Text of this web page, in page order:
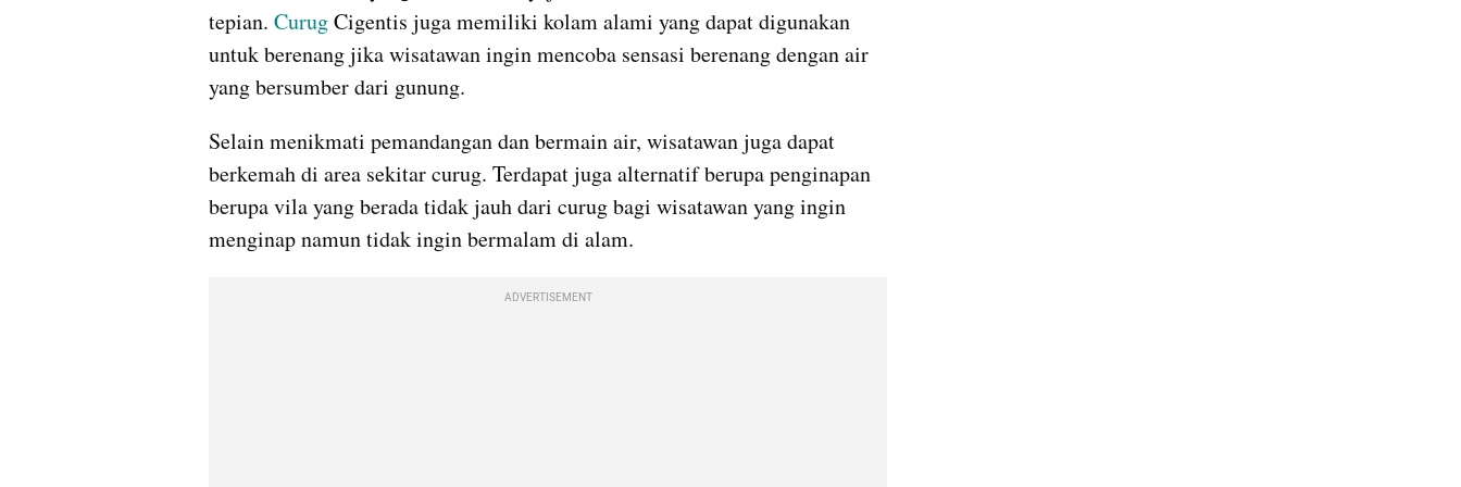
tepian. Curug Cigentis juga memiliki kolam alami yang dapat digunakan
untuk berenang jika wisatawan ingin mencoba sensasi berenang dengan air
yang bersumber dari gunung.
Selain menikmati pemandangan dan bermain air, wisatawan juga dapat
berkemah di area sekitar curug. Terdapat juga alternatif berupa penginapan
berupa vila yang berada tidak jauh dari curug bagi wisatawan yang ingin
menginap namun tidak ingin bermalam di alam.
ADVERTISEMENT